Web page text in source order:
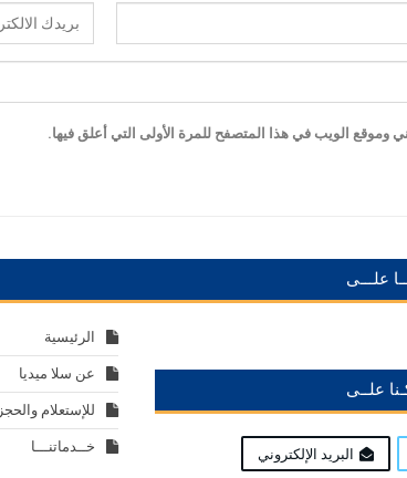
وموقع الويب في هذا المتصفح للمرة الأولى التي أعلق فيها.
علـــى
علــى
البريد الإلكتروني
الرئيسية
عن سلا ميديا
للإستعلام والحجز
خــدماتنـــا